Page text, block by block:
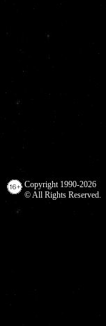
Copyright 1990-2026
© All Rights Reserved.